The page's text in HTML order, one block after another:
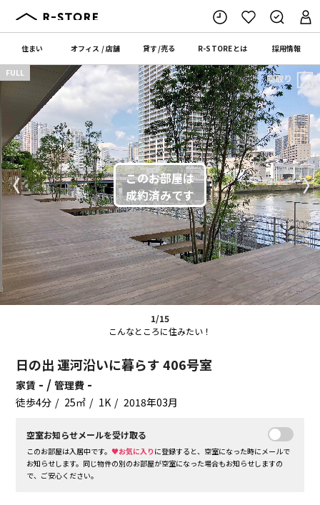
住まい オフィス /店舗 貸す/売る R-STOREとは 採用情報
1/15
こんなところに住みたい！
〈 〉
FULL 間取り
日の出 運河沿いに暮らす 406号室
家賃 - /管理費 -
徒歩4分 25㎡ 1K 2018年03月
空室お知らせメールを受け取る
このお部屋は入居中です。♥お気に入り に登録すると、空室になった時にメールで
お知らせします。同じ物件の別のお部屋が空室になった場合もお知らせしますの
で、ご安心ください。